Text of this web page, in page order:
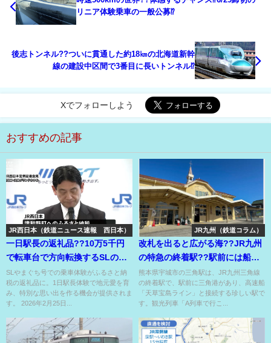
リニア体験乗車の一般公募⁉
後志トンネル??ついに貫通した約18㎞の北海道新幹
線の建設中区間で3番目に長いトンネル⁉
Xでフォローしよう
おすすめの記事
JR西日本（鉄道ニュース速報 西日本）
一日駅長の返礼品??10万5千円
で転車台で方向転換するSLの機
関車に乗れる??
SLやまぐち号での乗車体験がふるさと納
税の返礼品に。1日駅長体験で地元愛を育
み、特別な思い出を作る機会が提供されま
す。 2026年2月25日...
JR九州（鉄道コラム）
改札を出ると広がる海??JR九州
の特急の終着駅??駅前には船着
き場??
熊本県宇城市の三角駅は、JR九州三角線
の終着駅で、駅前に三角港があり、高速船
「天草宝島ライン」と接続する珍しい駅で
す。観光列車「A列車で行こ...